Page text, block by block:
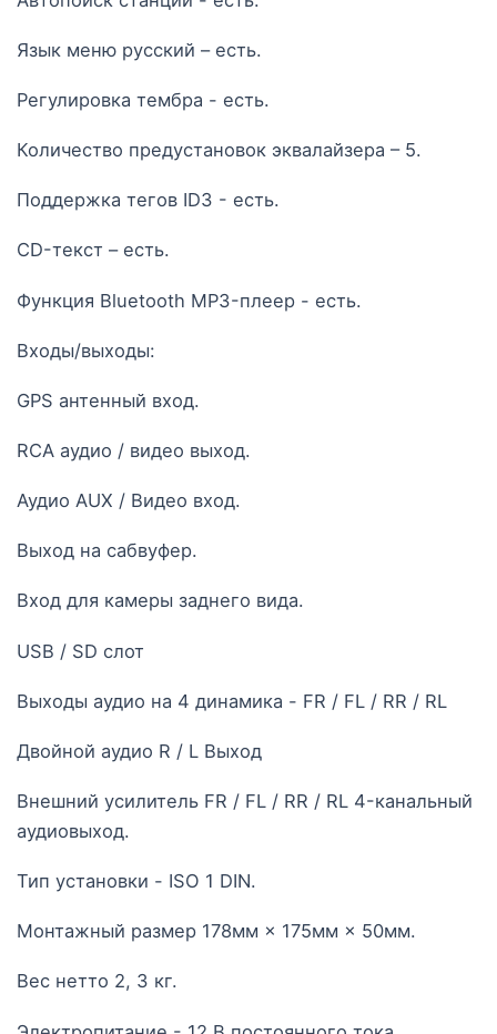
Язык меню русский – есть.
Регулировка тембра - есть.
Количество предустановок эквалайзера – 5.
Поддержка тегов ID3 - есть.
CD-текст – есть.
Функция Bluetooth MP3-плеер - есть.
Входы/выходы:
GPS антенный вход.
RCA аудио / видео выход.
Аудио AUX / Видео вход.
Выход на сабвуфер.
Вход для камеры заднего вида.
USB / SD слот
Выходы аудио на 4 динамика - FR / FL / RR / RL
Двойной аудио R / L Выход
Внешний усилитель FR / FL / RR / RL 4-канальный
аудиовыход.
Тип установки - ISO 1 DIN.
Монтажный размер 178мм × 175мм × 50мм.
Вес нетто 2, 3 кг.